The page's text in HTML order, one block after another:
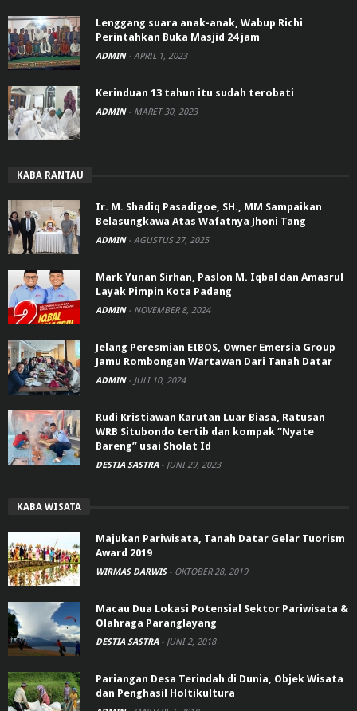
Lenggang suara anak-anak, Wabup Richi
Perintahkan Buka Masjid 24 jam
ADMIN - APRIL 1, 2023
Kerinduan 13 tahun itu sudah terobati
ADMIN - MARET 30, 2023
KABA RANTAU
Ir. M. Shadiq Pasadigoe, SH., MM Sampaikan
Belasungkawa Atas Wafatnya Jhoni Tang
ADMIN - AGUSTUS 27, 2025
Mark Yunan Sirhan, Paslon M. Iqbal dan Amasrul
Layak Pimpin Kota Padang
ADMIN - NOVEMBER 8, 2024
Jelang Peresmian EIBOS, Owner Emersia Group
Jamu Rombongan Wartawan Dari Tanah Datar
ADMIN - JULI 10, 2024
Rudi Kristiawan Karutan Luar Biasa, Ratusan
WRB Situbondo tertib dan kompak “Nyate
Bareng” usai Sholat Id
DESTIA SASTRA - JUNI 29, 2023
KABA WISATA
Majukan Pariwisata, Tanah Datar Gelar Tuorism
Award 2019
WIRMAS DARWIS - OKTOBER 28, 2019
Macau Dua Lokasi Potensial Sektor Pariwisata &
Olahraga Paranglayang
DESTIA SASTRA - JUNI 2, 2018
Pariangan Desa Terindah di Dunia, Objek Wisata
dan Penghasil Holtikultura